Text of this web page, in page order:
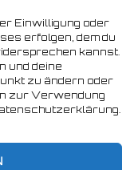
Einwilligung oder
erfolgen, dem du
kannst.
und deine
zu ändern oder
zur Verwendung